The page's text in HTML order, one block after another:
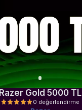
Razer Gold 5000 TL